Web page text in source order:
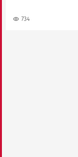
734